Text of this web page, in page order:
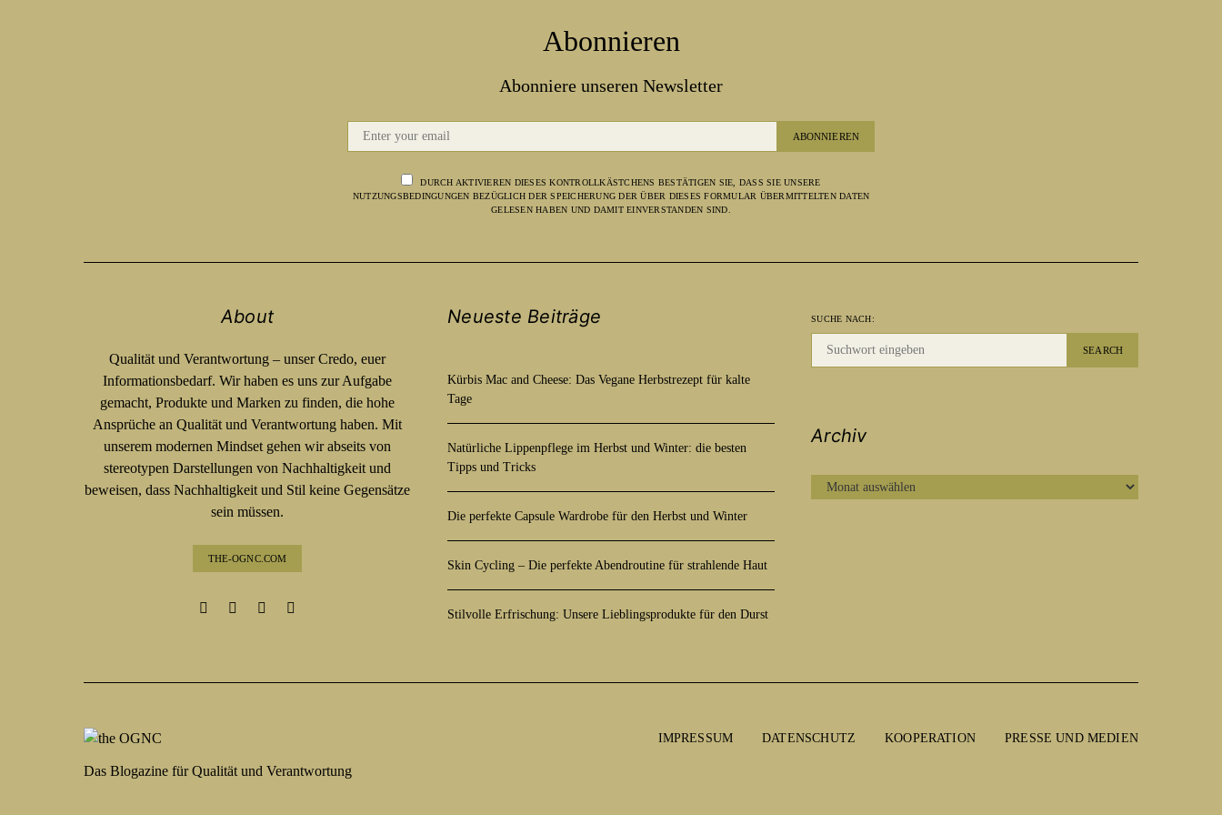
Abonnieren
Abonniere unseren Newsletter
ABONNIEREN
DURCH AKTIVIEREN DIESES KONTROLLKÄSTCHENS BESTÄTIGEN SIE, DASS SIE UNSERE
NUTZUNGSBEDINGUNGEN BEZÜGLICH DER SPEICHERUNG DER ÜBER DIESES FORMULAR ÜBERMITTELTEN DATEN
GELESEN HABEN UND DAMIT EINVERSTANDEN SIND.
About
Qualität und Verantwortung – unser Credo, euer
Informationsbedarf. Wir haben es uns zur Aufgabe
gemacht, Produkte und Marken zu finden, die hohe
Ansprüche an Qualität und Verantwortung haben. Mit
unserem modernen Mindset gehen wir abseits von
stereotypen Darstellungen von Nachhaltigkeit und
beweisen, dass Nachhaltigkeit und Stil keine Gegensätze
sein müssen.
THE-OGNC.COM
Neueste Beiträge
Kürbis Mac and Cheese: Das Vegane Herbstrezept für kalte
Tage
Natürliche Lippenpflege im Herbst und Winter: die besten
Tipps und Tricks
Die perfekte Capsule Wardrobe für den Herbst und Winter
Skin Cycling – Die perfekte Abendroutine für strahlende Haut
Stilvolle Erfrischung: Unsere Lieblingsprodukte für den Durst
SUCHE NACH:
SEARCH
Archiv
ARCHIV
IMPRESSUM DATENSCHUTZ KOOPERATION PRESSE UND MEDIEN
Das Blogazine für Qualität und Verantwortung